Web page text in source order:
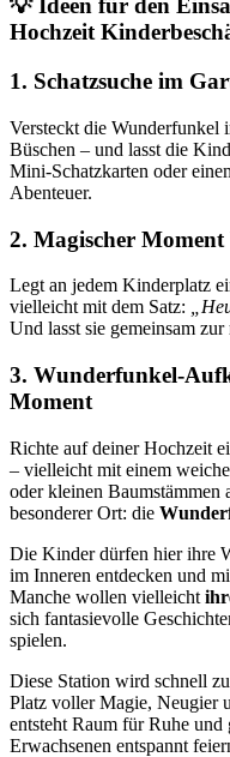
💡 Ideen für den
Hochzeit
1. Schatzsuche im
Versteckt die Wunderfunkel
Büschen – und lasst die
Mini-Schatzkarten oder
Abenteuer.
2. Magischer Moment
Legt an jedem Kinderplatz
vielleicht mit dem Satz:
Und lasst sie gemeinsam
3. Wunderfunkel-
Moment
Richte auf deiner Hochzeit
– vielleicht mit einem
oder kleinen Baumstämmen
besonderer Ort: die
Die Kinder dürfen hier ihre
im Inneren entdecken und
Manche wollen vielleicht
sich fantasievolle
spielen.
Diese Station wird schnell
Platz voller Magie, Neugier
entsteht Raum für Ruhe und
Erwachsenen entspannt